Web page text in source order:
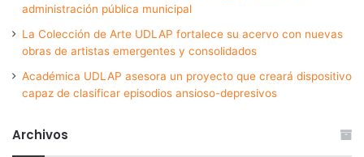
administración pública municipal
La Colección de Arte UDLAP fortalece su acervo con nuevas
obras de artistas emergentes y consolidados
Académica UDLAP asesora un proyecto que creará dispositivo
capaz de clasificar episodios ansioso-depresivos
Archivos